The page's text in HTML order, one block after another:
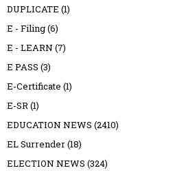
DUPLICATE (1)
E - Filing(6)
E - LEARN (7)
E PASS (3)
E-Certificate (1)
E-SR(1)
EDUCATION NEWS (2410)
EL Surrender(18)
ELECTION NEWS (324)